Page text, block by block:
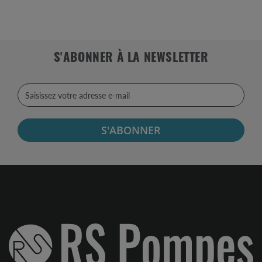
S'ABONNER À LA NEWSLETTER
S'ABONNER